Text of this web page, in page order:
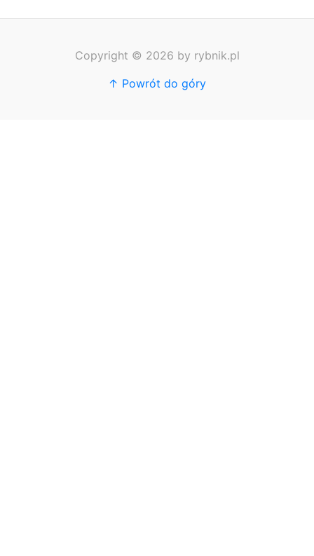
Copyright © 2026 by rybnik.pl
↑ Powrót do góry